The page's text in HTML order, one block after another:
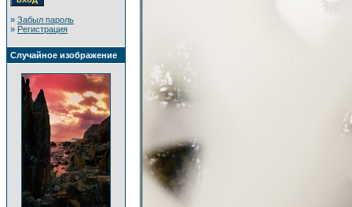
» Забыл пароль
» Регистрация
Случайное изображение